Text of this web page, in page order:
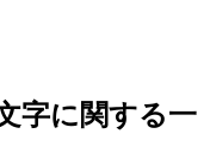
字に関する一